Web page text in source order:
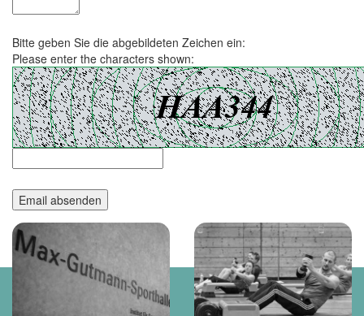
Bitte geben Sie die abgebildeten Zeichen ein:
Please enter the characters shown: